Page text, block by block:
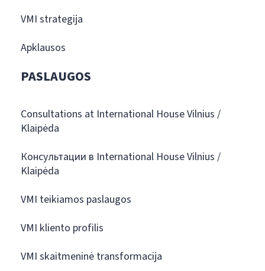
VMI strategija
Apklausos
PASLAUGOS
Consultations at International House Vilnius /
Klaipėda
Консультации в International House Vilnius /
Klaipėda
VMI teikiamos paslaugos
VMI kliento profilis
VMI skaitmeninė transformacija